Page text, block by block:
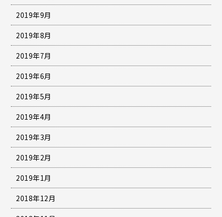
2019年9月
2019年8月
2019年7月
2019年6月
2019年5月
2019年4月
2019年3月
2019年2月
2019年1月
2018年12月